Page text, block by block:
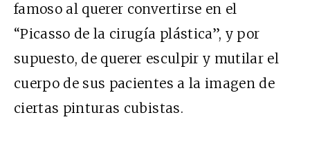
famoso al querer convertirse en el
“Picasso de la cirugía plástica”, y por
supuesto, de querer esculpir y mutilar el
cuerpo de sus pacientes a la imagen de
ciertas pinturas cubistas.